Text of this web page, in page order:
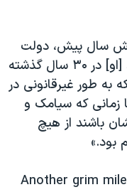
سال پیش، دولت
ایران سیامک نمازی را بازداشت کرد ، [او] در ۳۰ سال گذشته
به طور غیرقانونی در
زمانی که سیامک و
باشند از هیچ
بود.»
Another grim